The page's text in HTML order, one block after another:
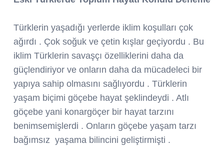
Türklerin yaşadığı yerlerde iklim koşulları çok
ağırdı . Çok soğuk ve çetin kışlar geçiyordu . Bu
iklim Türklerin savaşçı özelliklerini daha da
güçlendiriyor ve onların daha da mücadeleci bir
yapıya sahip olmasını sağlıyordu . Türklerin
yaşam biçimi göçebe hayat şeklindeydi . Atlı
göçebe yani konargöçer bir hayat tarzını
benimsemişlerdi . Onların göçebe yaşam tarzı
bağımsız yaşama bilincini geliştirmişti .